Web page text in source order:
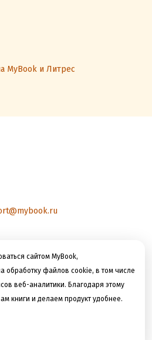
сайтом MyBook,
обработку файлов cookie, в том числе
веб-аналитики. Благодаря этому
книги и делаем продукт удобнее.
MyBook и Литрес
в приложении